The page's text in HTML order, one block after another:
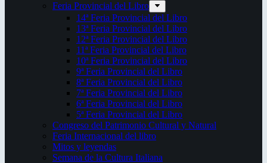
Feria Provincial del Libro
14ª Feria Provincial del Libro
13ª Feria Provincial del Libro
12ª Feria Provincial del Libro
11ª Feria Provincial del Libro
10ª Feria Provincial del Libro
9ª Feria Provincial del Libro
8ª Feria Provincial del Libro
7ª Feria Provincial del Libro
6ª Feria Provincial del Libro
5ª Feria Provincial del Libro
Congreso del Patrimonio Cultural y Natural
Feria Internacional del libro
Mitos y leyendas
Semana de la Cultura Italiana